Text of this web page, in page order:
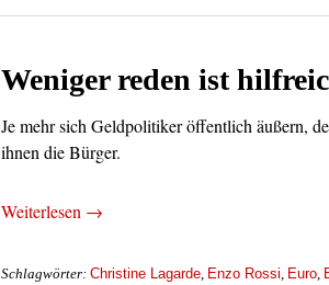
Weniger reden ist
Je mehr sich Geldpolitiker öffentlich äußern,
ihnen die Bürger.
Weiterlesen →
Schlagwörter: Christine Lagarde Enzo Rossi Euro